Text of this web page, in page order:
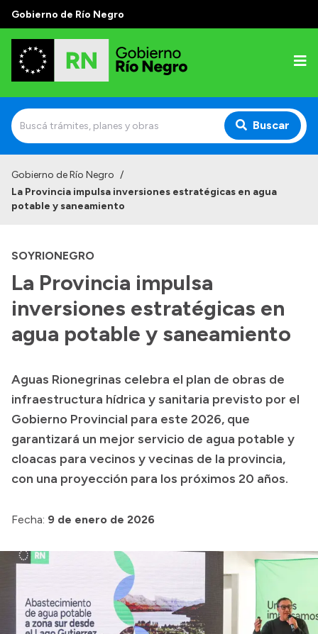
Gobierno de Río Negro
Buscar
Autoridades
Autoridades y Organismos
Discursos en la Legislatura
Casa de Gobierno
Acerca de Río Negro
Geografía
Invertí en Río Negro
Transparencia
Compras y licitaciones
Consulta de expedientes
Consulta de pago a proveedores
Convocatorias
Gobierno de Río Negro /
La Provincia impulsa inversiones estratégicas en agua
potable y saneamiento
SOYRIONEGRO
La Provincia impulsa
inversiones estratégicas en
agua potable y saneamiento
Aguas Rionegrinas celebra el plan de obras de
infraestructura hídrica y sanitaria previsto por el
Gobierno Provincial para este 2026, que
garantizará un mejor servicio de agua potable y
cloacas para vecinos y vecinas de la provincia,
con una proyección para los próximos 20 años.
Fecha: 9 de enero de 2026